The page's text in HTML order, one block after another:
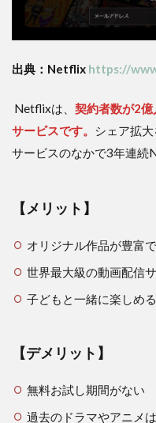
ビープ
ラス）
【メリ
3.6.2
【デメ
リッ
ト】
で休
楽し
す
出典：Netflix https://
Netflixは、 契約者数が2
サービスです。 シェア拡
サービスのなかで3年連続
【メリット】
オリジナル作品が豊富
世界最大級の動画配信
子どもと一緒に楽しめ
【デメリット】
無料お試し期間がない
過去のドラマやアニメ